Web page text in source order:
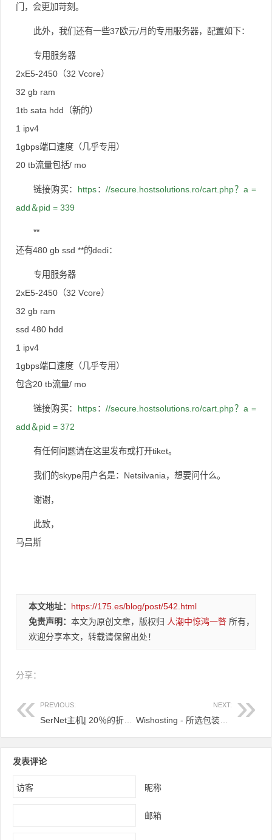
门，会更加苛刻。
此外，我们还有一些37欧元/月的专用服务器，配置如下：
专用服务器
2xE5-2450（32 Vcore）
32 gb ram
1tb sata hdd（新的）
1 ipv4
1gbps端口速度（几乎专用）
20 tb流量包括/ mo
链接购买： https：//secure.hostsolutions.ro/cart.php？a =
add＆pid = 339
**
还有480 gb ssd **的dedi：
专用服务器
2xE5-2450（32 Vcore）
32 gb ram
ssd 480 hdd
1 ipv4
1gbps端口速度（几乎专用）
包含20 tb流量/ mo
链接购买： https：//secure.hostsolutions.ro/cart.php？a =
add＆pid = 372
有任何问题请在这里发布或打开tiket。
我们的skype用户名是：Netsilvania，想要问什么。
谢谢，
此致，
马吕斯
本文地址： https://175.es/blog/post/542.html
免责声明： 本文为原创文章，版权归 人潮中惊鸿一瞥 所有，
欢迎分享本文，转载请保留出处！
分享：
PREVIOUS: NEXT:
Wishosting - 所选包装上额外50％的磁盘空间！
发表评论
昵称
邮箱